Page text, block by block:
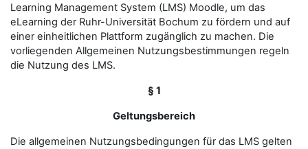
Learning Management System (LMS) Moodle, um das
eLearning der Ruhr-Universität Bochum zu fördern und auf
einer einheitlichen Plattform zugänglich zu machen. Die
vorliegenden Allgemeinen Nutzungsbestimmungen regeln
die Nutzung des LMS.
§ 1
Geltungsbereich
Die allgemeinen Nutzungsbedingungen für das LMS gelten